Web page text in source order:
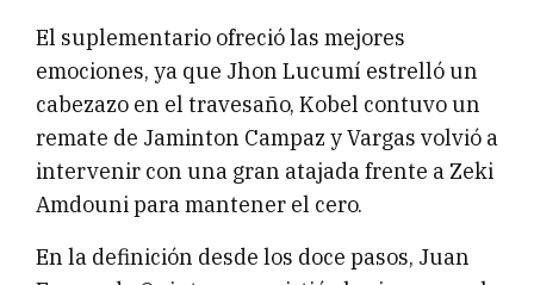
El suplementario ofreció las mejores
emociones, ya que Jhon Lucumí estrelló un
cabezazo en el travesaño, Kobel contuvo un
remate de Jaminton Campaz y Vargas volvió a
intervenir con una gran atajada frente a Zeki
Amdouni para mantener el cero.
En la definición desde los doce pasos, Juan